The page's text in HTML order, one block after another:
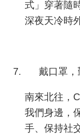
式」穿著隨
深夜天冷時
7. 戴口罩，
南來北往，
我們身邊，
手、保持社